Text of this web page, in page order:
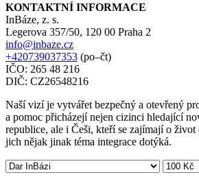
KONTAKTNÍ INFORMACE
InBáze, z. s.
Legerova 357/50, 120 00 Praha 2
info@inbaze.cz
+420739037353 (po–čt)
IČO: 265 48 216
DIČ: CZ26548216
Naší vizí je vytvářet bezpečný a otevřený
a pomoc přicházejí nejen cizinci hledající
republice, ale i Češi, kteří se zajímají o
jich nějak jinak téma integrace dotýká.